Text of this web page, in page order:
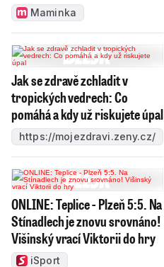
Maminka
Jak se zdravě zchladit v
tropických vedrech: Co
pomáhá a kdy už riskujete úpal
https://mojezdravi.zeny.cz/
ONLINE: Teplice - Plzeň 5:5. Na
Stínadlech je znovu srovnáno!
Višinský vrací Viktorii do hry
iSport